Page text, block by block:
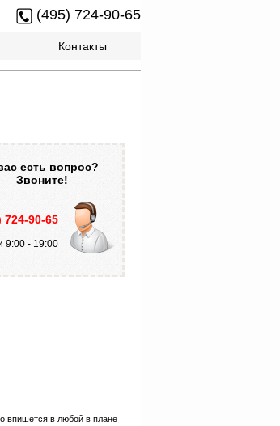
(495) 724-90-65
Контакты
есть вопрос?
Звоните!
724-90-65
9:00 - 19:00
впишется в любой в плане